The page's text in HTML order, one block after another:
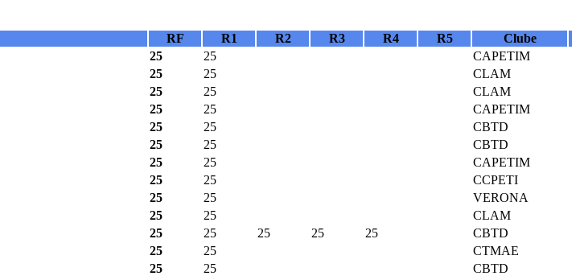
RF R1 R2 R3 R4 R5
Clube
25 25
CAPETIM
25 25
CLAM
25 25
CLAM
25 25
CAPETIM
25 25
CBTD
25 25
CBTD
25 25
CAPETIM
25 25
CCPETI
25 25
VERONA
25 25
CLAM
25 25 25 25 25
CBTD
25 25
CTMAE
25 25
CBTD